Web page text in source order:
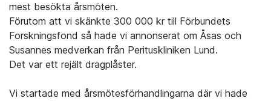
mest besökta årsmöten.
Förutom att vi skänkte 300 000 kr till Förbundets
Forskningsfond så hade vi annonserat om Åsas och
Susannes medverkan från Perituskliniken Lund.
Det var ett rejält dragplåster.
Vi startade med årsmötesförhandlingarna där vi hade